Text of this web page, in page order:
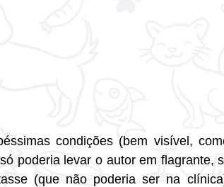
condições (bem visível,
poderia levar o autor em flagrante,
(que não poderia ser na